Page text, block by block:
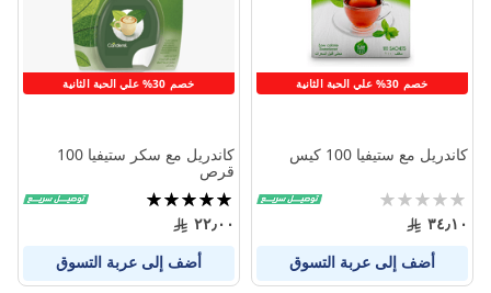
خصم 30% علي الحبة الثانية
كاندريل مع ستيفيا 100 كيس
Rating:
0%
٣٤٫١٠
أضف إلى عربة التسوق
خصم 30% علي الحبة الثانية
كاندريل مع سكر ستيفيا 100
قرص
تقييم:
100%
٢٢٫٠٠
أضف إلى عربة التسوق